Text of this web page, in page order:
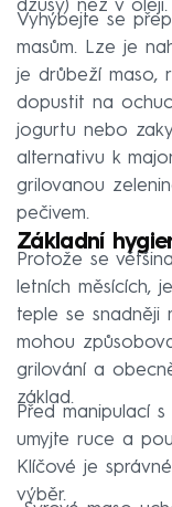
džusy) než v oleji.
Vyhýbejte se
masům. Lze je
je drůbeží maso,
dopustit na
jogurtu nebo
alternativu k
grilovanou
pečivem.
Základní
Protože se
letních měsících,
teple se snadněji
mohou
grilování a
základ.
Před manipulací
umyjte ruce a
Klíčové je
výběr.